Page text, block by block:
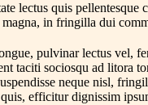
lectus quis
in fringilla dui
pulvinar lectus vel,
taciti sociosqu ad litora
neque nisl,
efficitur dignissim